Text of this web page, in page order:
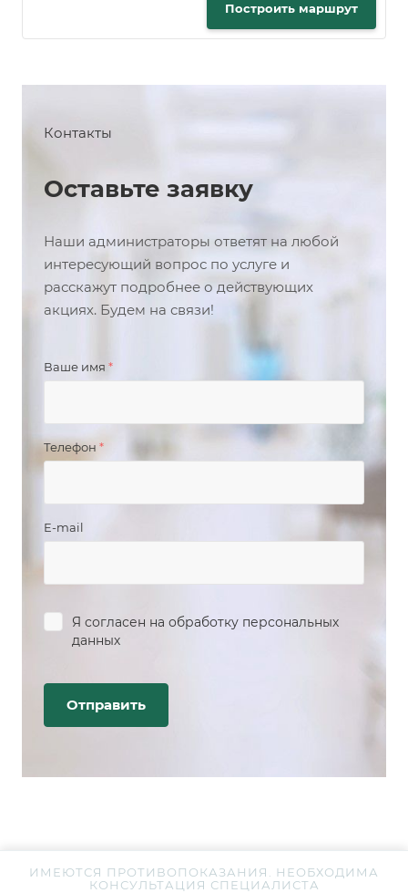
Построить маршрут
Контакты
Оставьте заявку
Наши администраторы ответят на любой
интересующий вопрос по услуге и
расскажут подробнее о действующих
акциях. Будем на связи!
Ваше имя *
Телефон *
E-mail
Я согласен на обработку персональных
данных
ИМЕЮТСЯ ПРОТИВОПОКАЗАНИЯ. НЕОБХОДИМА
КОНСУЛЬТАЦИЯ СПЕЦИАЛИСТА